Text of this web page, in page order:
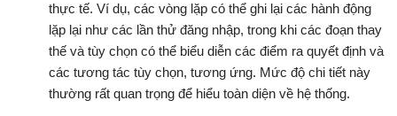
thực tế. Ví dụ, các vòng lặp có thể ghi lại các hành động
lặp lại như các lần thử đăng nhập, trong khi các đoạn thay
thế và tùy chọn có thể biểu diễn các điểm ra quyết định và
các tương tác tùy chọn, tương ứng. Mức độ chi tiết này
thường rất quan trọng để hiểu toàn diện về hệ thống.